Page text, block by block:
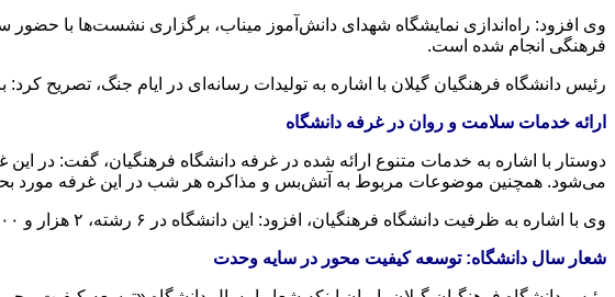
فرهنگی انجام شده است.
رئیس دانشگاه فرهنگیان گیلان با اشاره به تولیدات رسانه‌ای در ایام جنگ، تصریح کرد: بالای ۳۰۰ اثر مختلف هنری، تحلیلی و علمی توسط دانشجو معلمان ما در عرصه رسانه منتشر
ارائه خدمات سلامت و روان در غرفه دانشگاه
دوستار با اشاره به خدمات متنوع ارائه شده در غرفه دانشگاه فرهنگیان، گفت:
می‌شود. همچنین موضوعات مربوط به آتش‌بس و مذاکره هر شب در این غرفه مورد
وی با اشاره به ظرفیت دانشگاه فرهنگیان، افزود: این دانشگاه در ۶ رشته، ۲ هزار و ۷۰۰ دانشجو معلم را پذیرش کرده و به آنها خدمات ارائه می‌دهد.
شعار سال دانشگاه: توسعه کیفیت محور در سایه وحدت